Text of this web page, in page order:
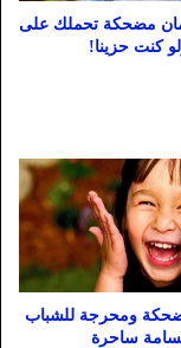
مضحكة تحملك على
كنت حزينا!
ومحرجة للشباب
ساحرة